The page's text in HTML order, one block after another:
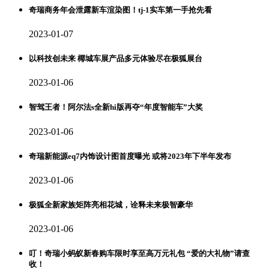
奇瑞商务年会泄露新车渲染图！tj-1实车第一手抢先看
2023-01-07
以科技创未来 椰城车展产品多元体验尽在极狐展台
2023-01-06
智驾王者！阿尔法s全新hi版再夺“年度智能车”大奖
2023-01-06
奇瑞新能源eq7内饰设计图首度曝光 或将2023年下半年发布
2023-01-06
极狐全新家族矩阵亮相花城，诠释未来极智豪华
2023-01-06
叮！奇瑞小蚂蚁新春购车限时享至高万元礼包 “爱的大礼物”请查
收！